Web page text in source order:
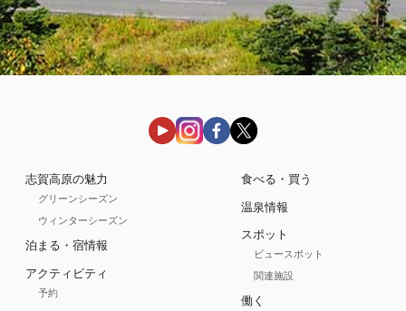
志賀高原の魅力
グリーンシーズン
ウィンターシーズン
泊まる・宿情報
アクティビティ
予約
食べる・買う
温泉情報
スポット
ビュースポット
関連施設
働く